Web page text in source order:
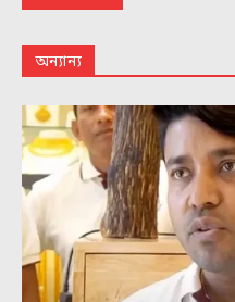
অন্যান্য